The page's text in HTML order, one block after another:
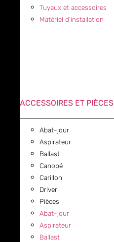
Tuyaux et accessoires
Matériel d’installation
ACCESSOIRES ET PIÈCES
Abat-jour
Aspirateur
Ballast
Canopé
Carillon
Driver
Pièces
Abat-jour
Aspirateur
Ballast